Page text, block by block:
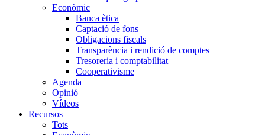
Econòmic
Banca ètica
Captació de fons
Obligacions fiscals
Transparència i rendició de comptes
Tresoreria i comptabilitat
Cooperativisme
Agenda
Opinió
Vídeos
Recursos
Tots